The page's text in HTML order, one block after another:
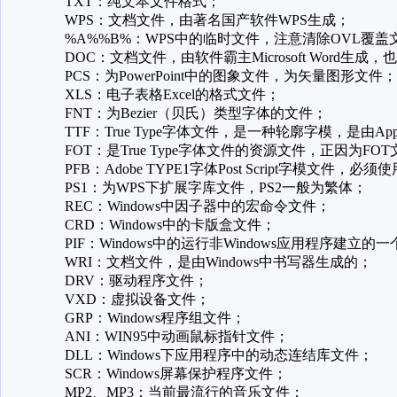
WPS：文档文件，由著名国产软件WPS生成；
%A%%B%：WPS中的临时文件，注意清除OVL覆盖
DOC：文档文件，由软件霸主Microsoft Word生成，
PCS：为PowerPoint中的图象文件，为矢量图形文件；
XLS：电子表格Excel的格式文件；
FNT：为Bezier（贝氏）类型字体的文件；
TTF：True Type字体文件，是一种轮廓字模，是由
FOT：是True Type字体文件的资源文件，正因为
PFB：Adobe TYPE1字体Post Script字模文件，必须
PS1：为WPS下扩展字库文件，PS2一般为繁体；
REC：Windows中因子器中的宏命令文件；
CRD：Windows中的卡版盒文件；
PIF：Windows中的运行非Windows应用程序建立的一
WRI：文档文件，是由Windows中书写器生成的；
DRV：驱动程序文件；
VXD：虚拟设备文件；
GRP：Windows程序组文件；
ANI：WIN95中动画鼠标指针文件；
DLL：Windows下应用程序中的动态连结库文件；
SCR：Windows屏幕保护程序文件；
MP2、MP3：当前最流行的音乐文件；